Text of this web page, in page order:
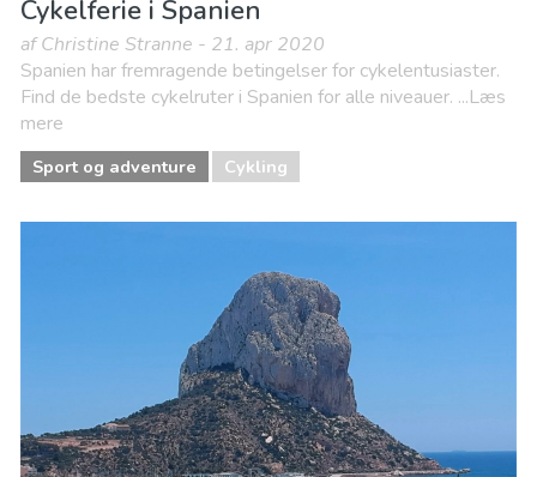
Cykelferie i Spanien
af Christine Stranne - 21. apr 2020
Spanien har fremragende betingelser for cykelentusiaster.
Find de bedste cykelruter i Spanien for alle niveauer. ...Læs
mere
Sport og adventure Cykling